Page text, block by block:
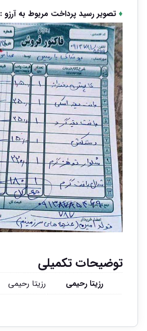
♦تصویر رسید پرداخت مربوط به آرزو :
توضیحات تکمیلی
رزیتا رحیمی رزیتا رحیمی